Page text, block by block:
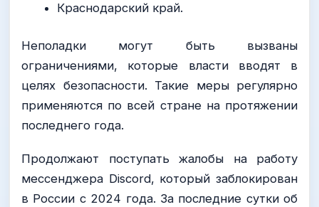
Краснодарский край.
Неполадки могут быть вызваны
ограничениями, которые власти вводят в
целях безопасности. Такие меры регулярно
применяются по всей стране на протяжении
последнего года.
Продолжают поступать жалобы на работу
мессенджера Discord, который заблокирован
в России с 2024 года. За последние сутки об